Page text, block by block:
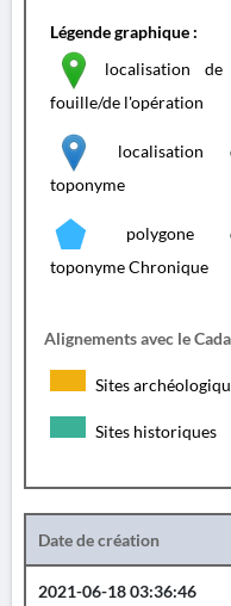
Légende graphique :
localisation
fouille/de l'opération
localisation
toponyme
polygone
toponyme Chronique
Alignements avec le
Sites
Sites historiques
Date de création
2021-06-18 03:36:46